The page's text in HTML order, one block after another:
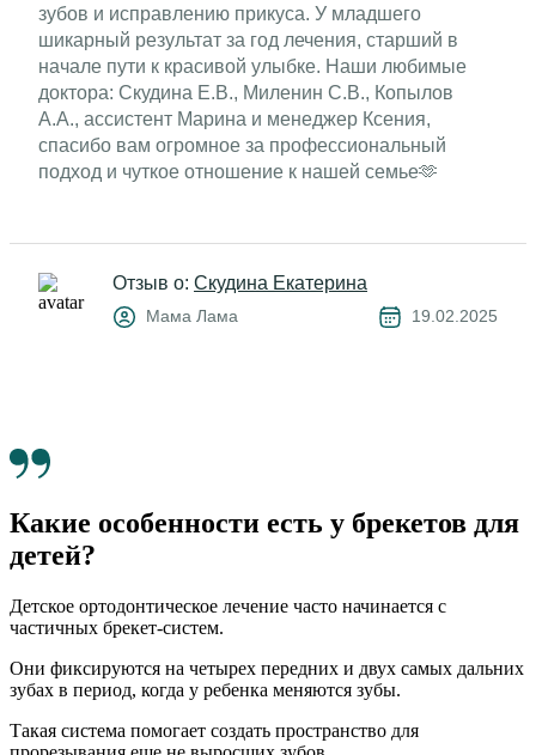
зубов и исправлению прикуса. У младшего
шикарный результат за год лечения, старший в
начале пути к красивой улыбке. Наши любимые
доктора: Скудина Е.В., Миленин С.В., Копылов
А.А., ассистент Марина и менеджер Ксения,
спасибо вам огромное за профессиональный
подход и чуткое отношение к нашей семье🫶
Отзыв о: Скудина Екатерина
Мама Лама 19.02.2025
Какие особенности есть у брекетов для
детей?
Детское ортодонтическое лечение часто начинается с
частичных брекет-систем.
Они фиксируются на четырех передних и двух самых дальних
зубах в период, когда у ребенка меняются зубы.
Такая система помогает создать пространство для